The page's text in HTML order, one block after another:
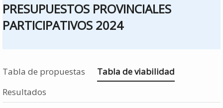
PRESUPUESTOS PROVINCIALES
PARTICIPATIVOS 2024
Tabla de propuestas Estás en
Tabla de viabilidad
Resultados